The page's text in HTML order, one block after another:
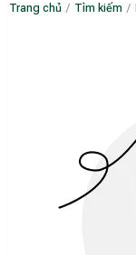
Trang chủ / Tìm kiếm /